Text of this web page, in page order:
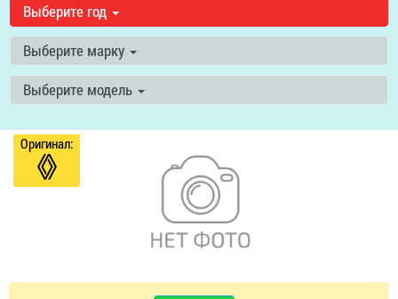
Выберите год
Выберите марку
Выберите модель
Оригинал: